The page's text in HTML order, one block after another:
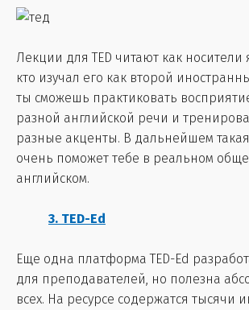
Лекции для TED читают как носители
кто изучал его как второй
ты сможешь практиковать
разной английской речи и
разные акценты. В дальнейшем
очень поможет тебе в реальном
английском.
3. TED-Ed
Еще одна платформа TED-Ed
для преподавателей, но полезна
всех. На ресурсе содержатся тысячи